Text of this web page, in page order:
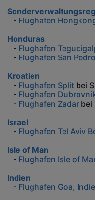
- Flughafen
Honduras
- Flughafen
- Flughafen San
Kroatien
- Flughafen Split bei
- Flughafen
- Flughafen Zadar bei
Israel
- Flughafen Tel Aviv
Isle of Man
- Flughafen Isle of
Indien
- Flughafen Goa,